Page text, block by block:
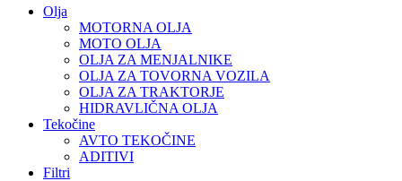
Olja
MOTORNA OLJA
MOTO OLJA
OLJA ZA MENJALNIKE
OLJA ZA TOVORNA VOZILA
OLJA ZA TRAKTORJE
HIDRAVLIČNA OLJA
Tekočine
AVTO TEKOČINE
ADITIVI
Filtri